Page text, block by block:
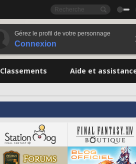
Gérez le profil de votre personnage
Connexion
Classements Aide et